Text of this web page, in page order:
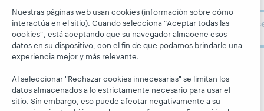
OCLC
Carreras
Respeto y
pertenencia
Aspectos
financieros
Dirección
productos y
servicios »
Aprenda
Investigación
WebJunction
Eventos
Alertas del
sistema
Blogs
Blog Next
El blog
Hanging
Together
OCLC
Nuestras páginas web usan cookies (información sobre cómo
interactúa en el sitio). Cuando selecciona “Aceptar todas las
cookies”, está aceptando que su navegador almacene esos
datos en su dispositivo, con el fin de que podamos brindarle una
experiencia mejor y más relevante.
Al seleccionar "Rechazar cookies innecesarias" se limitan los
datos almacenados a lo estrictamente necesario para usar el
sitio. Sin embargo, eso puede afectar negativamente a su